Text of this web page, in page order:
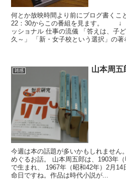
何とか放映時間より前にブログ書くこ
22：30からこの番組を見ます
ッショナル 仕事の流儀 「答えは、子
久～」 「新・女子校という選択」の
雑感 山本周五
今週は本の話題が多いかもしれません
めぐるお話。 山本周五郎は、1903年
で生まれ、 1967年（昭和42年）2月
命日ですね。作品は時代小説が...